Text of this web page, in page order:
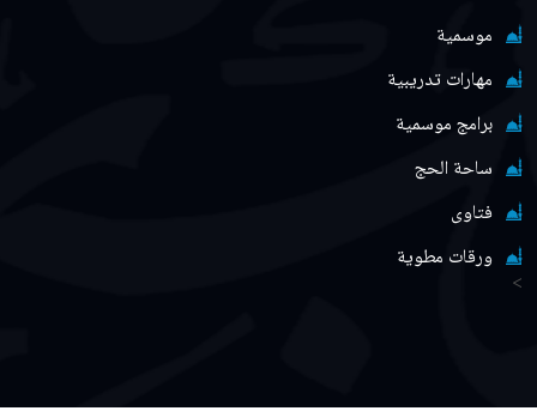
موسمية
مهارات تدريبية
برامج موسمية
ساحة الحج
فتاوى
ورقات مطوية
>